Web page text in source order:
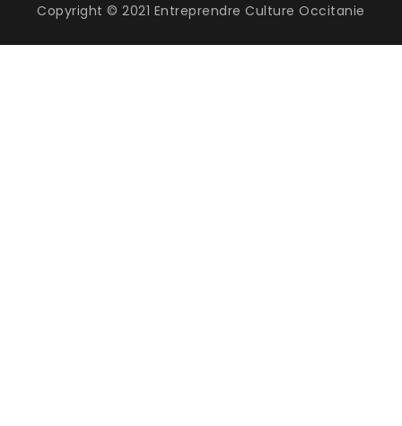
Copyright © 2021 Entreprendre Culture Occitanie